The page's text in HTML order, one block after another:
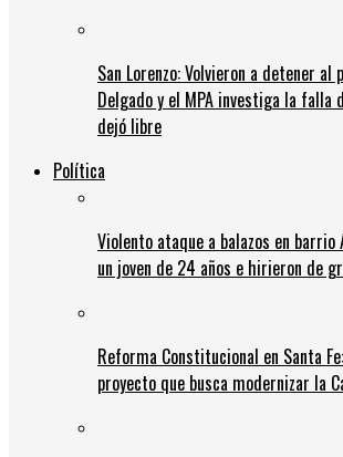
San Lorenzo: Volvieron a detener al
Delgado y el MPA investiga la falla
dejó libre
Política
Violento ataque a balazos en barrio
un joven de 24 años e hirieron de
Reforma Constitucional en Santa
proyecto que busca modernizar la